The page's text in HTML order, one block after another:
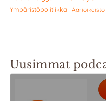
Ympäristöpolitiikka Äärioikeisto
Uusimmat